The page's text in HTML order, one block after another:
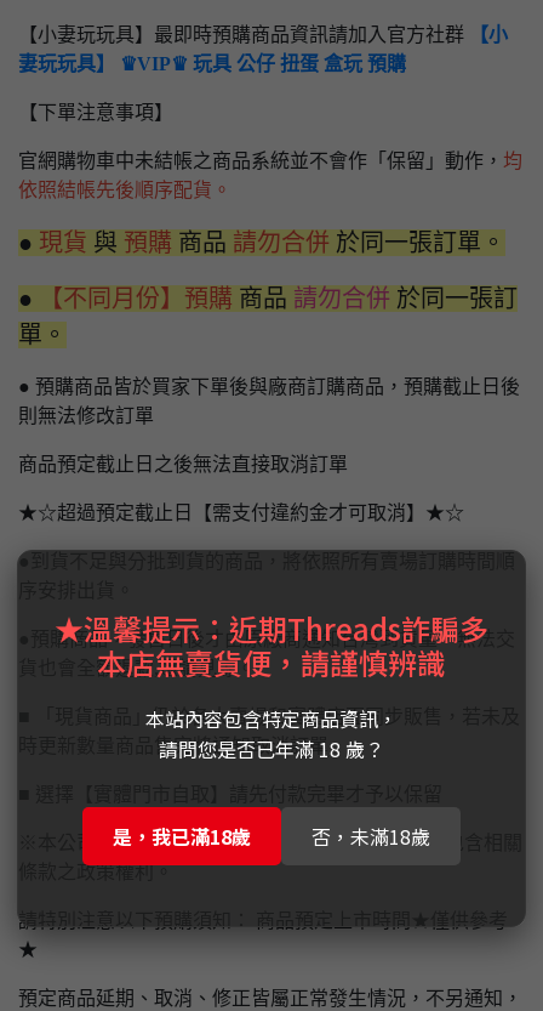
【小妻玩玩具】最即時預購商品資訊請加入官方社群
【小
妻玩玩具】 ♛VIP♛ 玩具 公仔 扭蛋 盒玩 預購
【下單注意事項】
官網購物車中未結帳之商品系統並不會作「保留」動作， 均
依照結帳先後順序配貨。
● 現貨 與 預購 商品 請勿合併 於同一張訂單。
● 【不同月份】預購 商品 請勿合併 於同一張訂
單。
● 預購商品皆於買家下單後與廠商訂購商品，預購截止日後
則無法修改訂單
商品預定截止日之後無法直接取消訂單
★☆超過預定截止日【需支付違約金才可取消】★☆
●到貨不足與分批到貨的商品，將依照所有賣場訂購時間順
●預購商品，發售日後才由原廠商通知台灣到貨量，無法交
貨也會全額退款,還請見諒。
■ 「現貨商品」仍於各大賣場和實體店面同步販售，若未及
時更新數量商品售完將通知取消訂單
※本公司保有隨時異動、修改本官方網站一切內容包含相關
條款之政策權利。
請特別注意以下預購須知： 商品預定上市時間★僅供參考
★
預定商品延期、取消、修正皆屬正常發生情況，不另通知，
★溫馨提示：近期Threads詐騙多
本店無賣貨便，請謹慎辨識
本站內容包含特定商品資訊，
請問您是否已年滿 18 歲？
是，我已滿18歲 否，未滿18歲